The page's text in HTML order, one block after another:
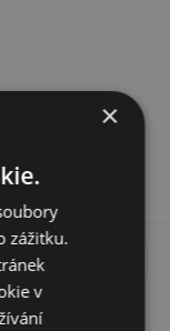
Voda, kanalizace
Energetika
×
zážitku.
v